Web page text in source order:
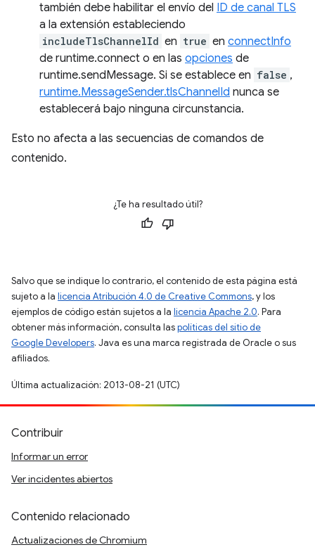
también debe habilitar el envío del ID de canal TLS
a la extensión estableciendo
includeTlsChannelId en true en connectInfo
de runtime.connect o en las opciones de
runtime.sendMessage. Si se establece en false ,
runtime.MessageSender.tlsChannelId nunca se
establecerá bajo ninguna circunstancia.
Esto no afecta a las secuencias de comandos de
contenido.
¿Te ha resultado útil?
Salvo que se indique lo contrario, el contenido de esta página está
sujeto a la licencia Atribución 4.0 de Creative Commons, y los
ejemplos de código están sujetos a la licencia Apache 2.0. Para
obtener más información, consulta laspolíticas del sitio de
Google Developers. Java es una marca registrada de Oracle o sus
afiliados.
Última actualización: 2013-08-21 (UTC)
Contribuir
Informar un error
Ver incidentes abiertos
Contenido relacionado
Actualizaciones de Chromium